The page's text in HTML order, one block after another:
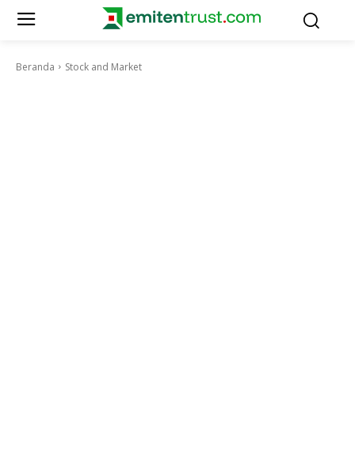
Beranda Stock and Market